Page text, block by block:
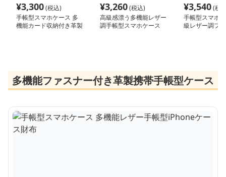
¥3,300(税込)
手帳型スマホケース 多
機能カード収納付き革製
¥3,260(税込)
高級感漂う多機能レザー
調手帳型スマホケース
¥3,540(税
手帳型スマホ
級レザー調フ
多機能ファスナー付き革製携帯手帳型ケース